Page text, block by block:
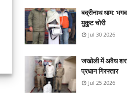
बद्रीनाथ धाम:
मुकुट चोरी
Jul 30 2026
जखोली में अवैध
प्रधान गिरफ्तार
Jul 25 2026